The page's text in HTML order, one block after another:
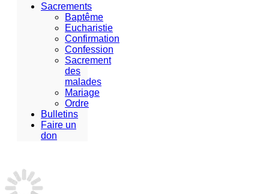
Sacrements
Baptême
Eucharistie
Confirmation
Confession
Sacrement
des
malades
Mariage
Ordre
Bulletins
Faire un
don